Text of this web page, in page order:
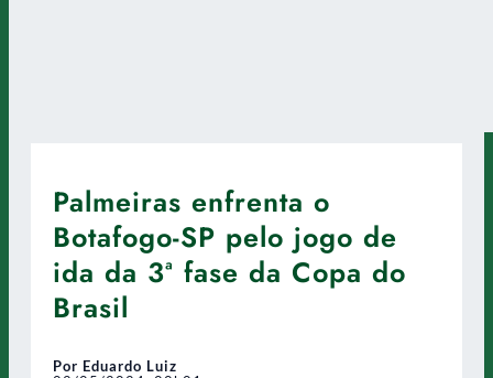
Palmeiras enfrenta o
Botafogo-SP pelo jogo de
ida da 3ª fase da Copa do
Brasil
Por Eduardo Luiz